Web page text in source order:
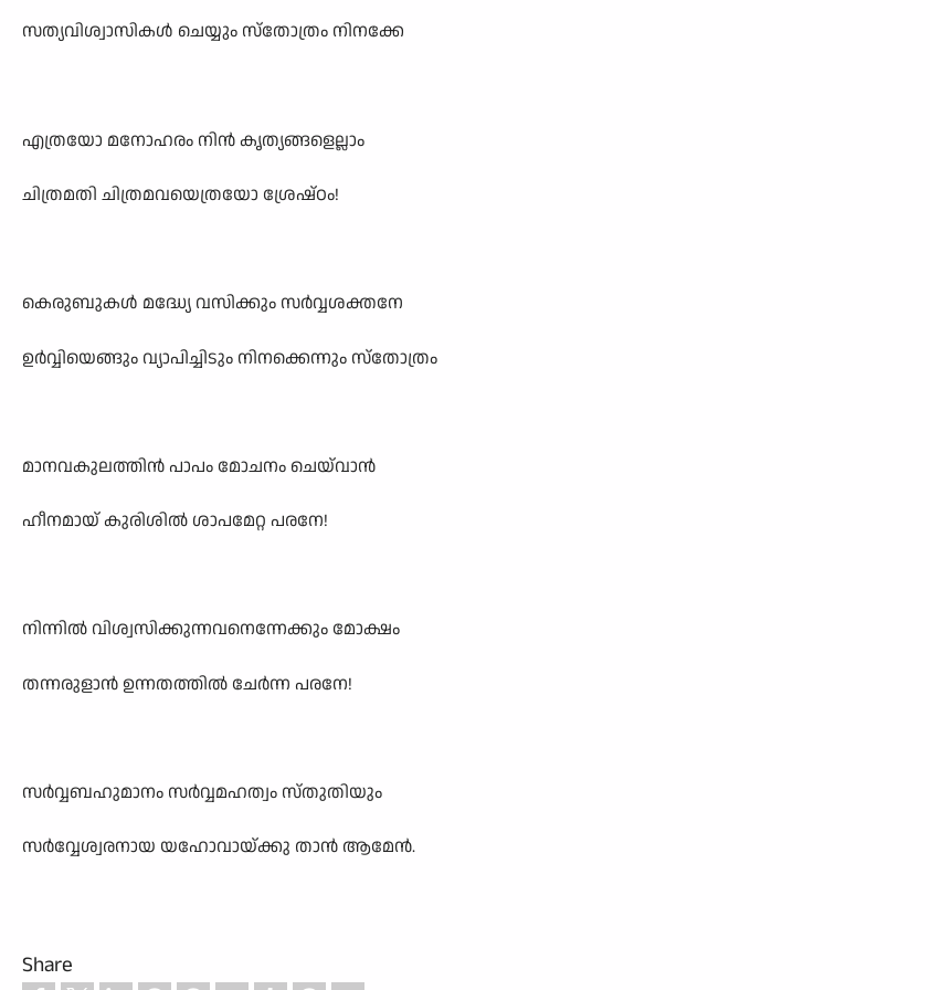
സത്യവിശ്വാസികൾ ചെയ്യും സ്തോത്രം നിനക്കേ
എത്രയോ മനോഹരം നിൻ കൃത്യങ്ങളെല്ലാം
ചിത്രമതി ചിത്രമവയെത്രയോ ശ്രേഷ്ഠം!
കെരുബുകൾ മദ്ധ്യേ വസിക്കും സർവ്വശക്തനേ
ഉർവ്വിയെങ്ങും വ്യാപിച്ചിടും നിനക്കെന്നും സ്തോത്രം
മാനവകുലത്തിൻ പാപം മോചനം ചെയ്‌വാൻ
ഹീനമായ് കുരിശിൽ ശാപമേറ്റ പരനേ!
നിന്നിൽ വിശ്വസിക്കുന്നവനെന്നേക്കും മോക്ഷം
തന്നരുളാൻ ഉന്നതത്തിൽ ചേർന്ന പരനേ!
സർവ്വബഹുമാനം സർവ്വമഹത്വം സ്തുതിയും
സർവ്വേശ്വരനായ യഹോവായ്ക്കു താൻ ആമേൻ.
Share